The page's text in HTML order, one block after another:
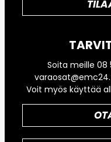
Soita meille
Voit myös käyttää